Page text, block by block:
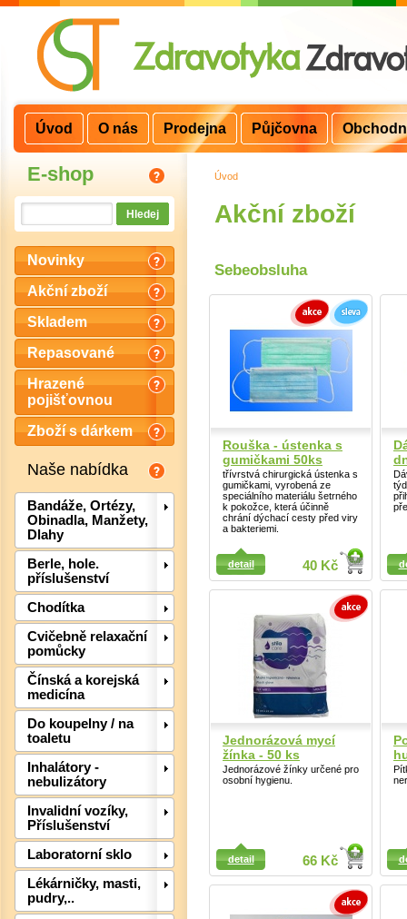
E-shop
Novinky
Akční zboží
Skladem
Repasované
Hrazené
pojišťovnou
Zboží s dárkem
Naše nabídka
Bandáže, Ortézy,
Obinadla, Manžety,
Dlahy
Berle, hole.
příslušenství
Chodítka
Cvičebně relaxační
pomůcky
Čínská a korejská
medicína
Do koupelny / na
toaletu
Inhalátory -
nebulizátory
Invalidní vozíky,
Příslušenství
Laboratorní sklo
Lékárničky, masti,
pudry,..
Úvod
Akční zboží
Sebeobsluha
Rouška - ústenka s
gumičkami 50ks
třívrstvá chirurgická ústenka s
gumičkami, vyrobená ze
speciálního materiálu šetrného
k pokožce, která účinně
chrání dýchací cesty před viry
a bakteriemi.
40 Kč
detail
Detail
Detail
Jednorázová mycí
žínka - 50 ks
Jednorázové žínky určené pro
osobní hygienu.
66 Kč
detail
Detail
Detail
Úvod O nás Prodejna Půjčovna